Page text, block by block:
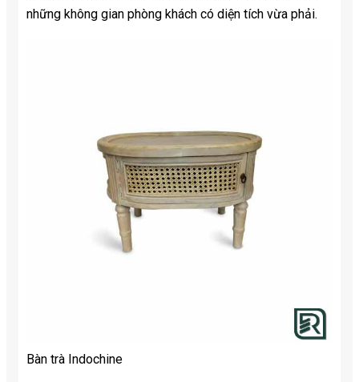
những không gian phòng khách có diện tích vừa phải.
Bàn trà Indochine